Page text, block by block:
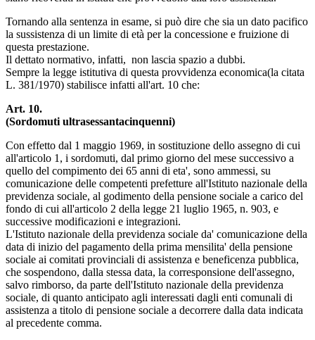
Tornando alla sentenza in esame, si può dire che sia un dato pacifico
la sussistenza di un limite di età per la concessione e fruizione di
questa prestazione.
Il dettato normativo, infatti, non lascia spazio a dubbi.
Sempre la legge istitutiva di questa provvidenza economica(la citata
L. 381/1970) stabilisce infatti all'art. 10 che:
Art. 10.
(Sordomuti ultrasessantacinquenni)
Con effetto dal 1 maggio 1969, in sostituzione dello assegno di cui
all'articolo 1, i sordomuti, dal primo giorno del mese successivo a
quello del compimento dei 65 anni di eta', sono ammessi, su
comunicazione delle competenti prefetture all'Istituto nazionale della
previdenza sociale, al godimento della pensione sociale a carico del
fondo di cui all'articolo 2 della legge 21 luglio 1965, n. 903, e
successive modificazioni e integrazioni.
L'Istituto nazionale della previdenza sociale da' comunicazione della
data di inizio del pagamento della prima mensilita' della pensione
sociale ai comitati provinciali di assistenza e beneficenza pubblica,
che sospendono, dalla stessa data, la corresponsione dell'assegno,
salvo rimborso, da parte dell'Istituto nazionale della previdenza
sociale, di quanto anticipato agli interessati dagli enti comunali di
assistenza a titolo di pensione sociale a decorrere dalla data indicata
al precedente comma.